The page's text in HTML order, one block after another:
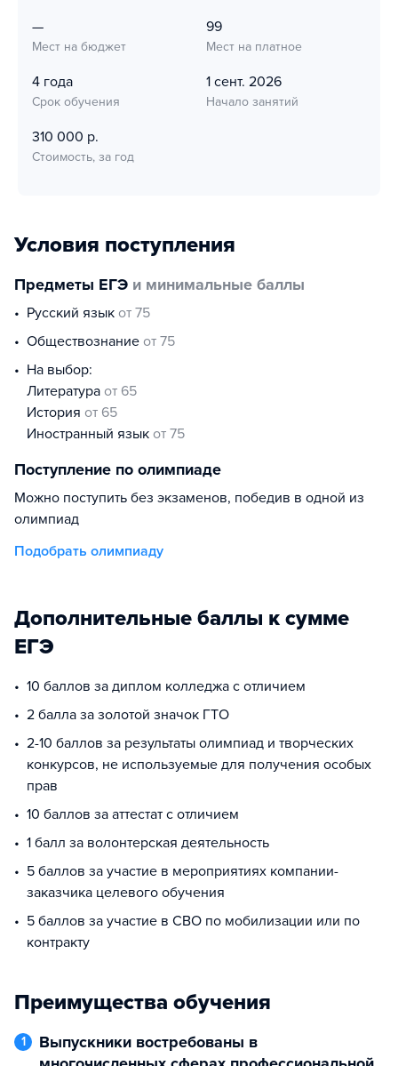
—
Мест на бюджет
99
Мест на платное
4 года
Срок обучения
1 сент. 2026
Начало занятий
310 000 р.
Стоимость, за год
Условия поступления
Предметы ЕГЭ и минимальные баллы
русский язык от 75
обществознание от 75
На выбор:
литература от 65
история от 65
иностранный язык от 75
Поступление по олимпиаде
Можно поступить без экзаменов, победив в одной из
олимпиад
Подобрать олимпиаду
Дополнительные баллы к сумме
ЕГЭ
10 баллов за диплом колледжа с отличием
2 балла за золотой значок ГТО
2-10 баллов за результаты олимпиад и творческих
конкурсов, не используемые для получения особых
прав
10 баллов за аттестат с отличием
1 балл за волонтерская деятельность
5 баллов за участие в мероприятиях компании-
заказчика целевого обучения
5 баллов за участие в СВО по мобилизации или по
контракту
Преимущества обучения
1
Выпускники востребованы в